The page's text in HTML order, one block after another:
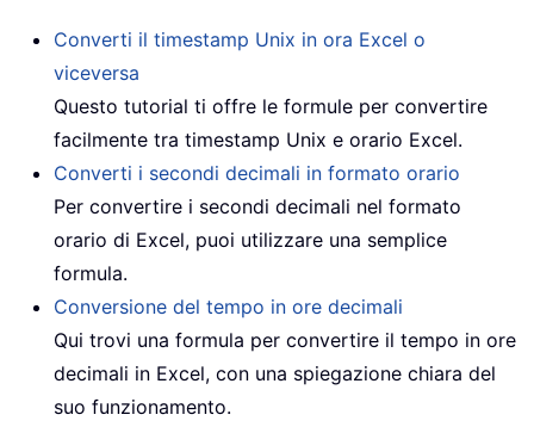
Converti il timestamp Unix in ora Excel o
viceversa
Questo tutorial ti offre le formule per convertire
facilmente tra timestamp Unix e orario Excel.
Converti i secondi decimali in formato orario
Per convertire i secondi decimali nel formato
orario di Excel, puoi utilizzare una semplice
formula.
Conversione del tempo in ore decimali
Qui trovi una formula per convertire il tempo in ore
decimali in Excel, con una spiegazione chiara del
suo funzionamento.